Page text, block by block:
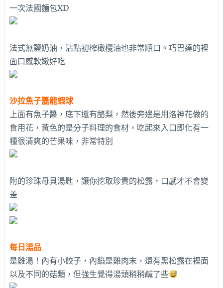
一次法國麵包XD
法式無鹽奶油，沾點初榨橄欖油也非常順口。巧巴達的裡
面口感軟嫩好吃
沙拉魚子醬龍蝦球
上面有魚子醬，底下還有酪梨，然後旁邊是用洛神花做的
食用花，黃色的是分子料理的食材，吃起來入口即化有一
種很清爽的芒果味，非常特別
附的珍珠母貝湯匙，讓你挖取珍貴的松露，口感才不會變
差
每日湯品
是雞湯！內有小餃子，內餡是雞肉末，還有黑松露在裡面
以及不同的菇類，但強生覺得湯頭稍稍鹹了些